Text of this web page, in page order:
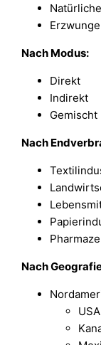
Nach Modus:
Direkt
Indirekt
Gemischt
Nach
Nach
USA